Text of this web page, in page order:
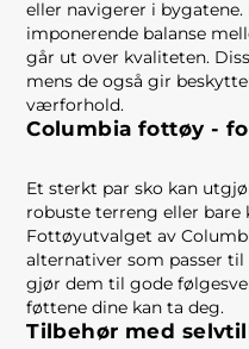
eller navigerer i
imponerende balanse
går ut over kvaliteten.
mens de også gir
værforhold.
Columbia fottøy -
Et sterkt par sko kan
robuste terreng eller
Fottøyutvalget av
alternativer som passer
gjør dem til gode
føttene dine kan ta deg.
Tilbehør med